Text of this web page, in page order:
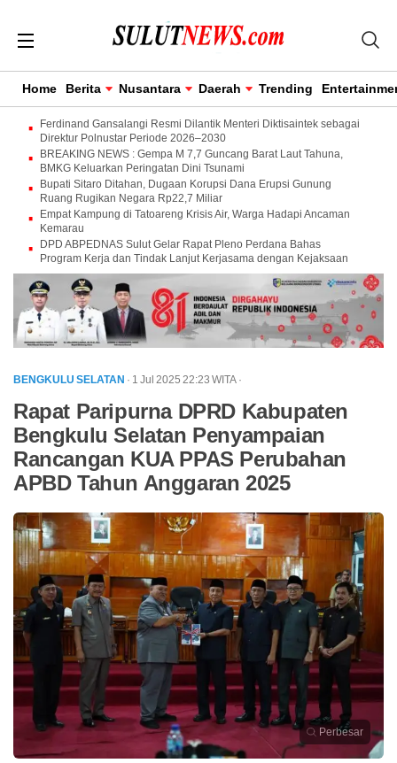
Home Berita Nusantara Daerah Trending
Ferdinand Gansalangi Resmi Dilantik Menteri Diktisaintek sebagai
Direktur Polnustar Periode 2026–2030
BREAKING NEWS : Gempa M 7,7 Guncang Barat Laut Tahuna,
BMKG Keluarkan Peringatan Dini Tsunami
Bupati Sitaro Ditahan, Dugaan Korupsi Dana Erupsi Gunung
Ruang Rugikan Negara Rp22,7 Miliar
Empat Kampung di Tatoareng Krisis Air, Warga Hadapi Ancaman
Kemarau
DPD ABPEDNAS Sulut Gelar Rapat Pleno Perdana Bahas
Program Kerja dan Tindak Lanjut Kerjasama dengan Kejaksaan
BENGKULU SELATAN · 1 Jul 2025 22:23 WITA ·
Rapat Paripurna DPRD Kabupaten
Bengkulu Selatan Penyampaian
Rancangan KUA PPAS Perubahan
APBD Tahun Anggaran 2025
Perbesar